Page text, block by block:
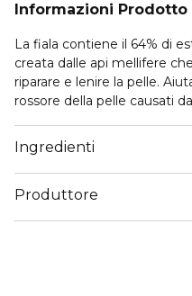
Informazioni Prodotto
La fiala contiene il 64% di
creata dalle api mellifere
riparare e lenire la pelle.
rossore della pelle causati
vitalità della pelle sensibile
sana e ben nutrita.
Indicazioni: Dopo la
aggiungere la quantità
Ingredienti
Produttore